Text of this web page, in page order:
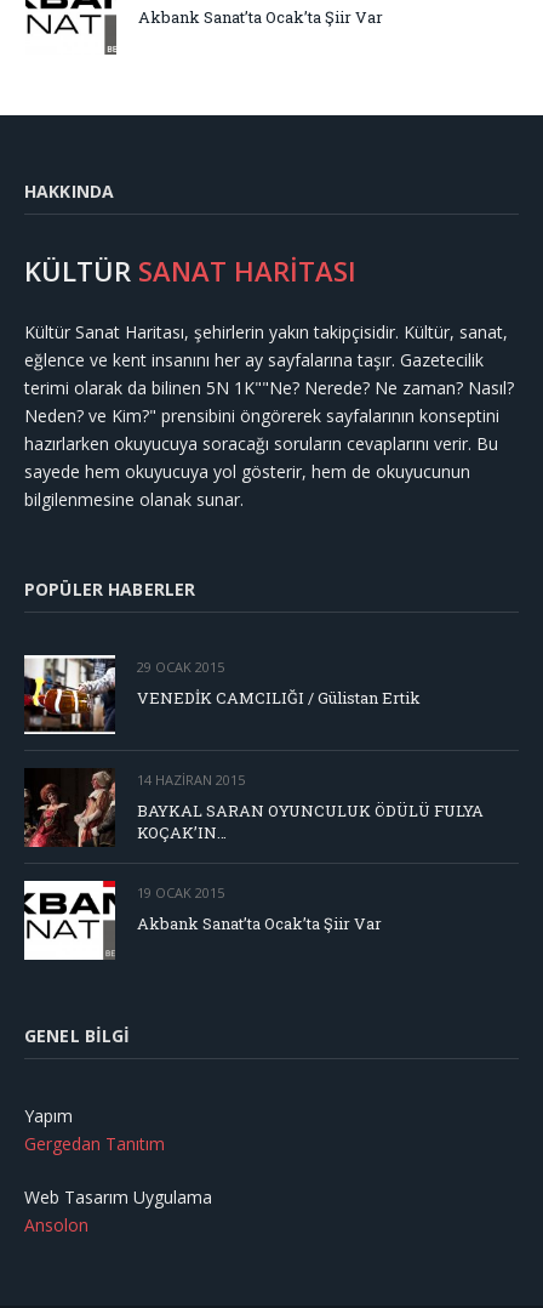
Akbank Sanat’ta Ocak’ta Şiir Var
HAKKINDA
KÜLTÜR SANAT HARİTASI
Kültür Sanat Haritası, şehirlerin yakın takipçisidir. Kültür, sanat,
eğlence ve kent insanını her ay sayfalarına taşır. Gazetecilik
terimi olarak da bilinen 5N 1K""Ne? Nerede? Ne zaman? Nasıl?
Neden? ve Kim?" prensibini öngörerek sayfalarının konseptini
hazırlarken okuyucuya soracağı soruların cevaplarını verir. Bu
sayede hem okuyucuya yol gösterir, hem de okuyucunun
bilgilenmesine olanak sunar.
POPÜLER HABERLER
29 OCAK 2015
VENEDİK CAMCILIĞI / Gülistan Ertik
14 HAZIRAN 2015
BAYKAL SARAN OYUNCULUK ÖDÜLÜ FULYA
KOÇAK’IN…
19 OCAK 2015
Akbank Sanat’ta Ocak’ta Şiir Var
GENEL BILGI
Yapım
Gergedan Tanıtım
Web Tasarım Uygulama
Ansolon